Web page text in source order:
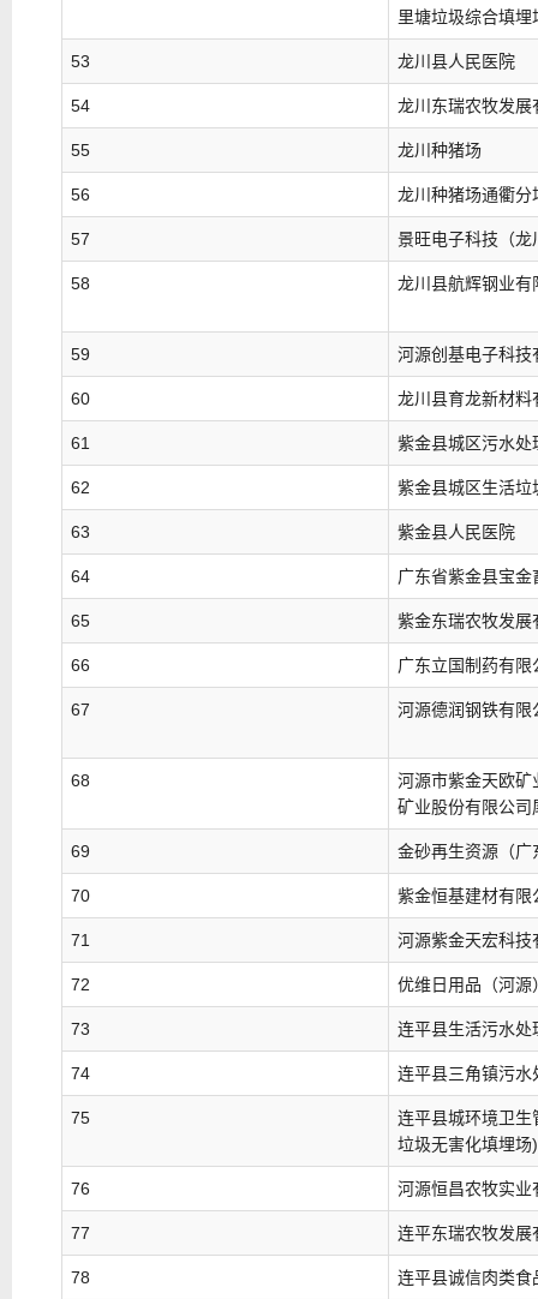
里塘垃圾综合填埋
53 龙川县人民医院
54 龙川东瑞农牧发展
55 龙川种猪场
56 龙川种猪场通衢分
57 景旺电子科技（龙
58 龙川县航辉钢业有
59 河源创基电子科技
60 龙川县育龙新材料
61 紫金县城区污水处
62 紫金县城区生活垃
63 紫金县人民医院
64 广东省紫金县宝金
65 紫金东瑞农牧发展
66 广东立国制药有限
67 河源德润钢铁有限
68
河源市紫金天欧矿
矿业股份有限公司
69 金砂再生资源（广
70 紫金恒基建材有限
71 河源紫金天宏科技
72 优维日用品（河源
73 连平县生活污水处
74 连平县三角镇污水
75
连平县城环境卫
垃圾无害化填埋场)
76 河源恒昌农牧实业
77 连平东瑞农牧发展
78 连平县诚信肉类食